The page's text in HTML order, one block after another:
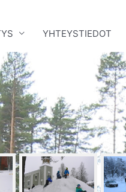
YHTEYSTIEDOT